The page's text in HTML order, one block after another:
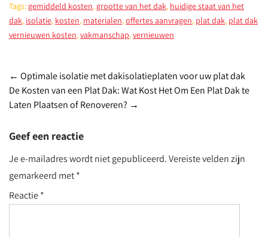
Tags: gemiddeld kosten, grootte van het dak, huidige staat van het
dak, isolatie, kosten, materialen,offertes aanvragen, plat dak, plat dak
vernieuwen kosten,vakmanschap,vernieuwen
Post
navigation
← Optimale isolatie met dakisolatieplaten voor uw plat dak
De Kosten van een Plat Dak: Wat Kost Het Om Een Plat Dak te
Laten Plaatsen of Renoveren? →
Geef een reactie
Je e-mailadres wordt niet gepubliceerd.Vereiste velden zijn
gemarkeerd met*
Reactie*